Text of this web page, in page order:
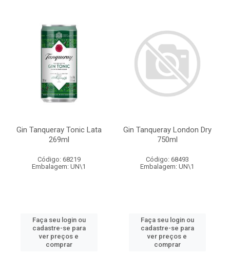
Gin Tanqueray Tonic Lata
269ml
Código: 68219
Embalagem: UN\1
Faça seu login ou
cadastre-se para
ver preços e
comprar
Gin Tanqueray London Dry
750ml
Código: 68493
Embalagem: UN\1
Faça seu login ou
cadastre-se para
ver preços e
comprar